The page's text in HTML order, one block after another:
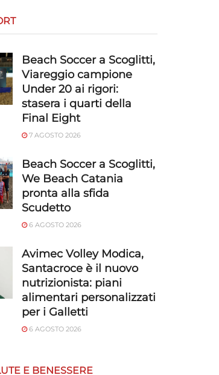
Beach Soccer a Scoglitti,
Viareggio campione
Under 20 ai rigori:
stasera i quarti della
Final Eight
7 AGOSTO 2026
Beach Soccer a Scoglitti,
We Beach Catania
pronta alla sfida
Scudetto
6 AGOSTO 2026
Avimec Volley Modica,
Santacroce è il nuovo
nutrizionista: piani
alimentari personalizzati
per i Galletti
6 AGOSTO 2026
E BENESSERE